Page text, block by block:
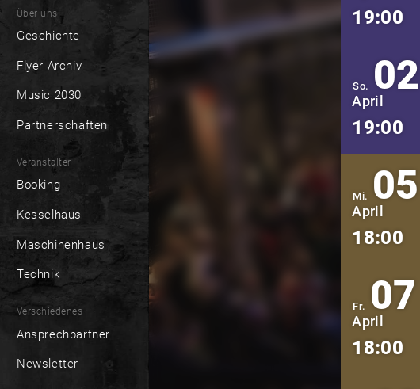
Über uns
Geschichte
Flyer Archiv
Music 2030
Partnerschaften
Veranstalter
Booking
Kesselhaus
Maschinenhaus
Technik
Verschiedenes
Ansprechpartner
Newsletter
19:00
So. 02
April
19:00
Mi. 05
April
18:00
Fr. 07
April
18:00